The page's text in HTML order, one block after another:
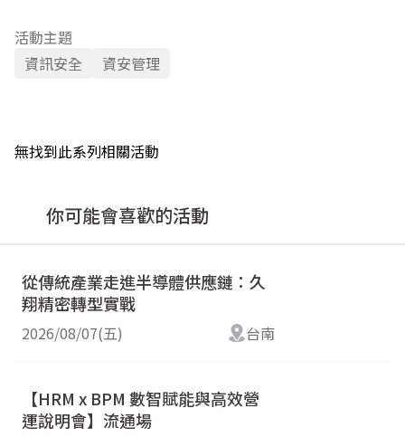
活動主題
資訊安全
資安管理
無找到此系列相關活動
你可能會喜歡的活動
從傳統產業走進半導體供應鏈：久
翔精密轉型實戰
2026/08/07(五) 台南
【HRM x BPM 數智賦能與高效營
運說明會】流通場